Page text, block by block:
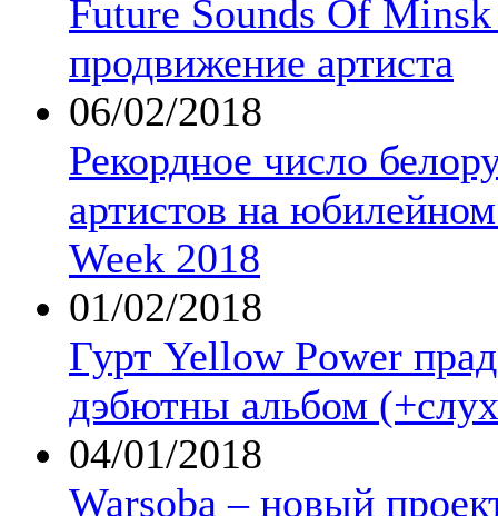
Future Sounds Of
продвижение артиста
06/02/2018
Рекордное число
артистов на
Week 2018
01/02/2018
Гурт Yellow Power
дэбютны альбом
04/01/2018
Warsoba – новый